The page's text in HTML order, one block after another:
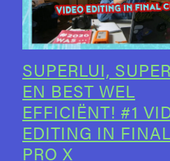
SUPERLUI,
EN BEST WEL
EFFICIËNT! #1
EDITING IN
PRO X